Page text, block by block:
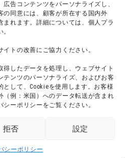
告コンテンツをパーソナライズし、
の同意には、顧客が所在する国内外
まれます。詳細については、個人プラ
トの改善にご協力ください。
したデータを処理し、ウェブサイト
テンツのパーソナライズ、およびお客
して、Cookieを使用します。お客様
（例：米国）へのデータ転送が含まれ
ーポリシーをご覧ください。
拒否 設定
シーポリシー